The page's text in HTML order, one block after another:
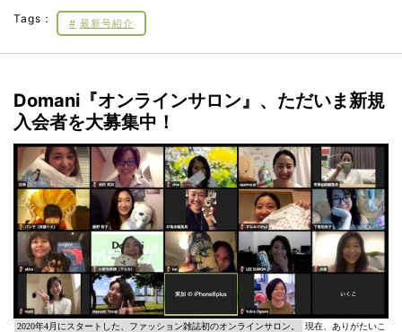
Tags： 最新号紹介
Domani『オンラインサロン』、ただいま新規
入会者を大募集中！
2020年4月にスタートした、ファッション雑誌初のオンラインサロン。
現在、ありがたいこ